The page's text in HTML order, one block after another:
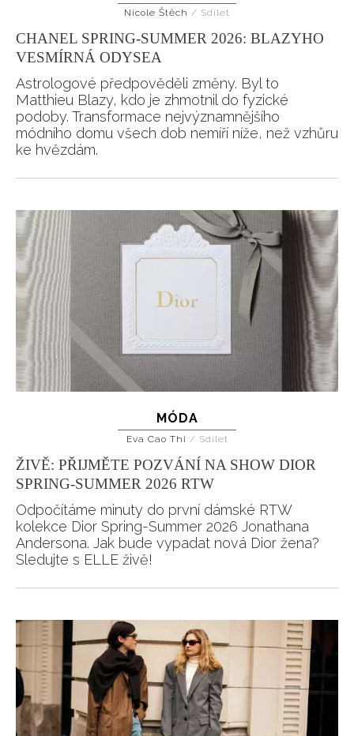
Nicole Štěch / Sdílet
CHANEL SPRING-SUMMER 2026: BLAZYHO
VESMÍRNÁ ODYSEA
Astrologové předpověděli změny. Byl to
Matthieu Blazy, kdo je zhmotnil do fyzické
podoby. Transformace nejvýznamnějšího
módního domu všech dob nemíří níže, než vzhůru
ke hvězdám.
MÓDA
Eva Cao Thi / Sdílet
ŽIVĚ: PŘIJMĚTE POZVÁNÍ NA SHOW DIOR
SPRING-SUMMER 2026 RTW
Odpočítáme minuty do první dámské RTW
kolekce Dior Spring-Summer 2026 Jonathana
Andersona. Jak bude vypadat nová Dior žena?
Sledujte s ELLE živě!